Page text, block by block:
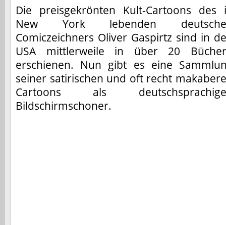
Die preisgekrönten Kult-Cartoons des
New York lebenden
Comiczeichners Oliver Gaspirtz sind in
USA mittlerweile in über 20
erschienen. Nun gibt es eine
seiner satirischen und oft recht
Cartoons als
Bildschirmschoner.